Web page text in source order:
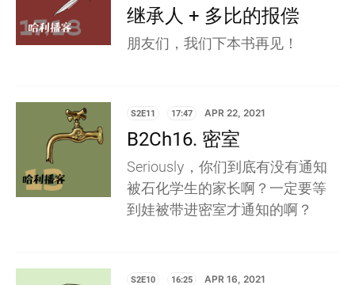
继承人 + 多比的报偿
朋友们，我们下本书再见！
S2E11 17:47 APR 22, 2021
B2Ch16. 密室
Seriously，你们到底有没有通知
被石化学生的家长啊？一定要等
到娃被带进密室才通知的啊？
S2E10 16:25 APR 16, 2021